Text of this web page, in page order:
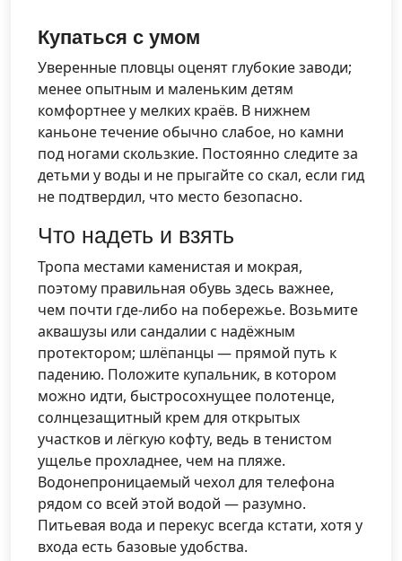
Купаться с умом
Уверенные пловцы оценят глубокие заводи;
менее опытным и маленьким детям
комфортнее у мелких краёв. В нижнем
каньоне течение обычно слабое, но камни
под ногами скользкие. Постоянно следите за
детьми у воды и не прыгайте со скал, если гид
не подтвердил, что место безопасно.
Что надеть и взять
Тропа местами каменистая и мокрая,
поэтому правильная обувь здесь важнее,
чем почти где-либо на побережье. Возьмите
аквашузы или сандалии с надёжным
протектором; шлёпанцы — прямой путь к
падению. Положите купальник, в котором
можно идти, быстросохнущее полотенце,
солнцезащитный крем для открытых
участков и лёгкую кофту, ведь в тенистом
ущелье прохладнее, чем на пляже.
Водонепроницаемый чехол для телефона
рядом со всей этой водой — разумно.
Питьевая вода и перекус всегда кстати, хотя у
входа есть базовые удобства.